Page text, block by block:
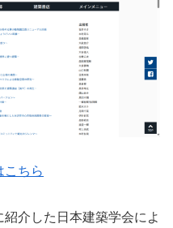
こちら
介した日本建築学会によ